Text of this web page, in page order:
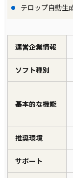
テロップ自動生
運営企業情報
ソフト種別
基本的な機能
推奨環境
サポート